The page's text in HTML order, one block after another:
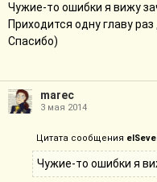
Чужие-то ошибки я вижу
Приходится одну главу
Спасибо)
marec
3 мая 2014
Цитата сообщения
Чужие-то ошибки я